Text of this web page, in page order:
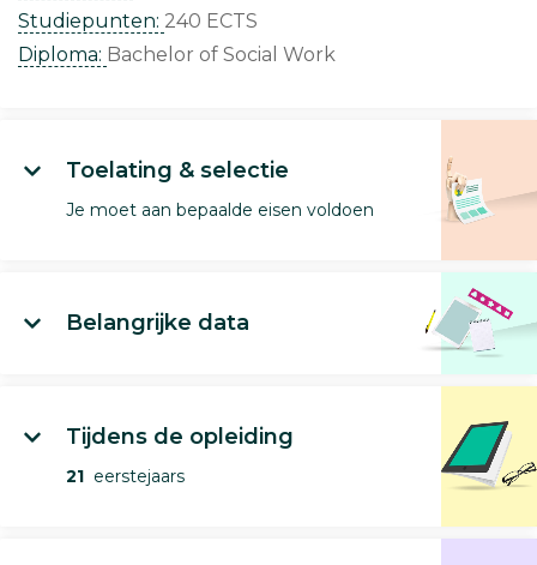
Studiepunten: 240 ECTS
Diploma: Bachelor of Social Work
Toelating & selectie
Je moet aan bepaalde eisen voldoen
Belangrijke data
Tijdens de opleiding
21 eerstejaars